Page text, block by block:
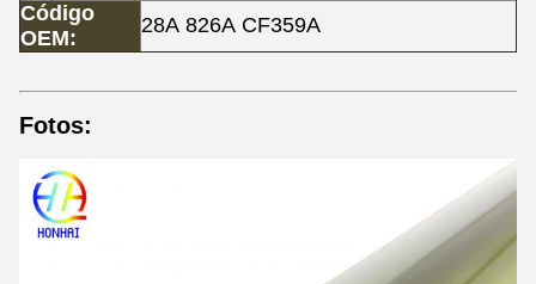
Código
OEM:
28A 826A CF359A
Fotos: